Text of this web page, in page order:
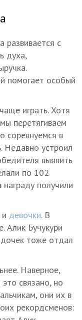
развивается с
духа,
помогает особый
играть. Хотя
перетягиваем
соревнуемся в
Недавно устроил
выявить
по 102
получили
девочки. В
Алик Бучукури
тоже отдал
Наверное,
связано, но
они их в
рекордсменов: